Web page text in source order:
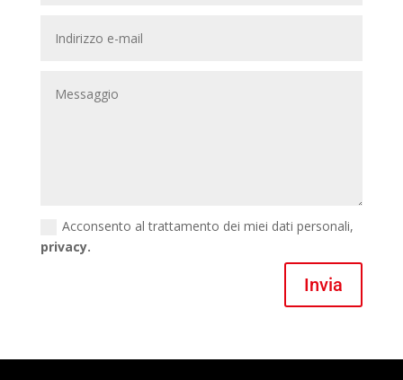
Acconsento al trattamento dei miei dati personali,
privacy.
Invia